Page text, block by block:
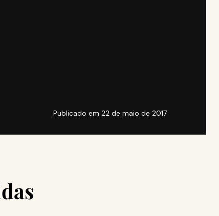
Publicado em 22 de maio de 2017